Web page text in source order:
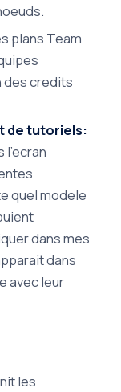
plans Team
des credits
de tutoriels:
l'ecran
quel modele
dans mes
dans
avec leur
les